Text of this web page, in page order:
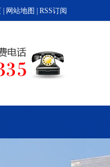
网站地图 RSS订阅